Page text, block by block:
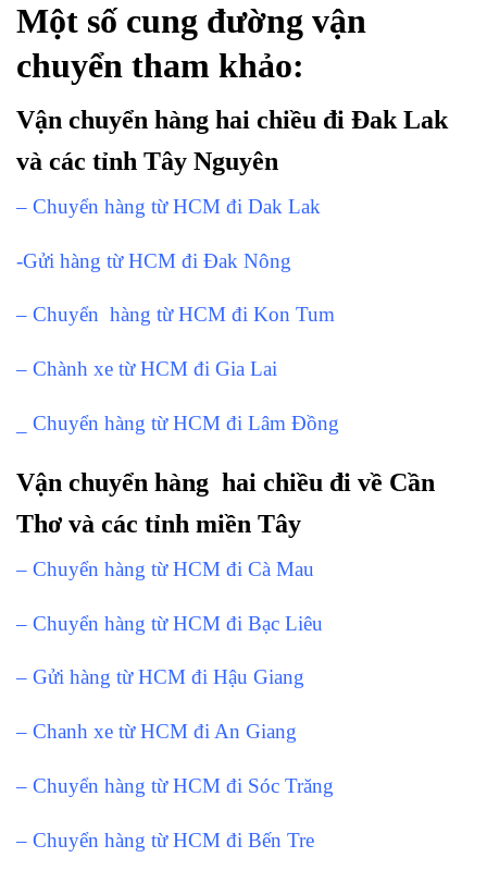
Một số cung đường vận
chuyển tham khảo:
Vận chuyển hàng hai chiều đi Đak Lak
và các tỉnh Tây Nguyên
– Chuyển hàng từ HCM đi Dak Lak
-Gửi hàng từ HCM đi Đak Nông
– Chuyển hàng từ HCM đi Kon Tum
– Chành xe từ HCM đi Gia Lai
_ Chuyển hàng từ HCM đi Lâm Đồng
Vận chuyển hàng hai chiều đi về Cần
Thơ và các tỉnh miền Tây
– Chuyển hàng từ HCM đi Cà Mau
– Chuyển hàng từ HCM đi Bạc Liêu
– Gửi hàng từ HCM đi Hậu Giang
– Chanh xe từ HCM đi An Giang
– Chuyển hàng từ HCM đi Sóc Trăng
– Chuyển hàng từ HCM đi Bến Tre